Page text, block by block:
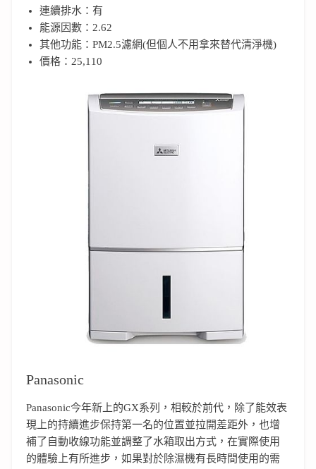
連續排水：有
能源因數：2.62
其他功能：PM2.5濾網(但個人不用拿來替代清淨機)
價格：25,110
Panasonic
Panasonic今年新上的GX系列，相較於前代，除了能效表
現上的持續進步保持第一名的位置並拉開差距外，也增
補了自動收線功能並調整了水箱取出方式，在實際使用
的體驗上有所進步，如果對於除濕機有長時間使用的需